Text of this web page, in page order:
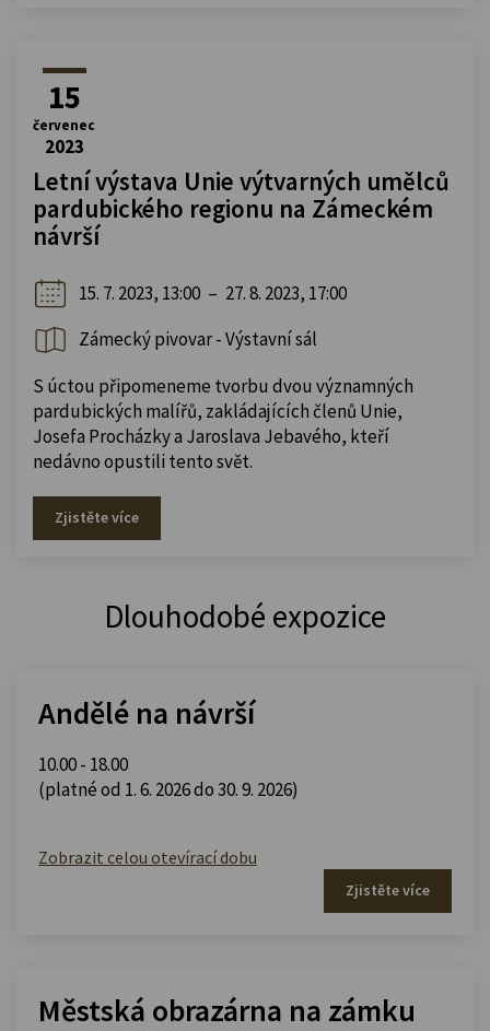
15
červenec
2023
Letní výstava Unie výtvarných umělců
pardubického regionu na Zámeckém
návrší
15. 7. 2023, 13:00 – 27. 8. 2023, 17:00
Zámecký pivovar - Výstavní sál
S úctou připomeneme tvorbu dvou významných
pardubických malířů, zakládajících členů Unie,
Josefa Procházky a Jaroslava Jebavého, kteří
nedávno opustili tento svět.
Zjistěte více
Dlouhodobé expozice
Andělé na návrší
10.00 - 18.00
(platné od 1. 6. 2026 do 30. 9. 2026)
Zobrazit celou otevírací dobu
Zjistěte více
Městská obrazárna na zámku